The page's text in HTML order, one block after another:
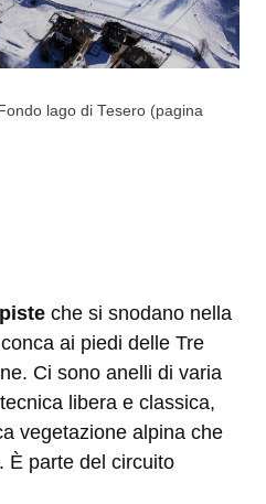
lago di Tesero (pagina
che si snodano nella
ai piedi delle Tre
Ci sono anelli di varia
libera e classica,
vegetazione alpina che
È parte del circuito